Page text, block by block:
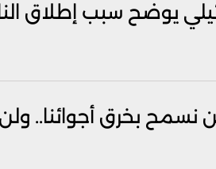
يوضح سبب إطلاق
نسمح بخرق أجوائنا..